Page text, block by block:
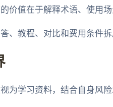
价值在于解释术语、使用
、教程、对比和费用条件
为学习资料，结合自身风险